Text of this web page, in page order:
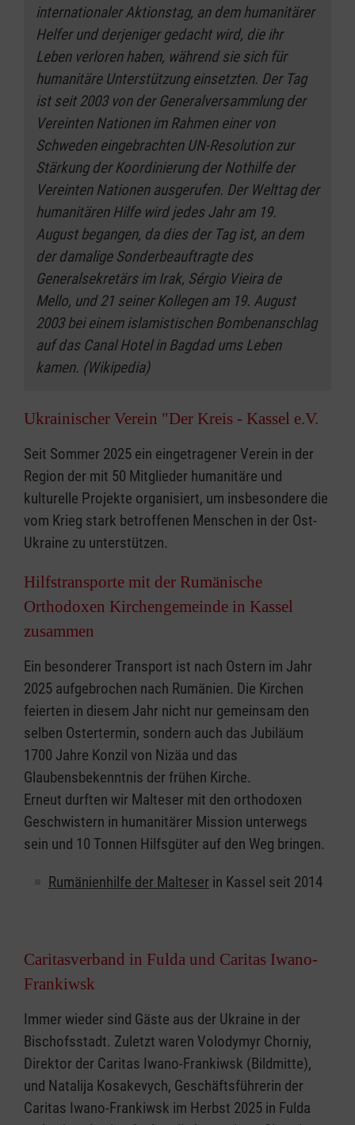
internationaler Aktionstag, an dem humanitärer
Helfer und derjeniger gedacht wird, die ihr
Leben verloren haben, während sie sich für
humanitäre Unterstützung einsetzten. Der Tag
ist seit 2003 von der Generalversammlung der
Vereinten Nationen im Rahmen einer von
Schweden eingebrachten UN-Resolution zur
Stärkung der Koordinierung der Nothilfe der
Vereinten Nationen ausgerufen. Der Welttag der
humanitären Hilfe wird jedes Jahr am 19.
August begangen, da dies der Tag ist, an dem
der damalige Sonderbeauftragte des
Generalsekretärs im Irak, Sérgio Vieira de
Mello, und 21 seiner Kollegen am 19. August
2003 bei einem islamistischen Bombenanschlag
auf das Canal Hotel in Bagdad ums Leben
kamen. (Wikipedia)
Ukrainischer Verein "Der Kreis - Kassel e.V.
Seit Sommer 2025 ein eingetragener Verein in der
Region der mit 50 Mitglieder humanitäre und
kulturelle Projekte organisiert, um insbesondere die
vom Krieg stark betroffenen Menschen in der Ost-
Ukraine zu unterstützen.
Hilfstransporte mit der Rumänische
Orthodoxen Kirchengemeinde in Kassel
zusammen
Ein besonderer Transport ist nach Ostern im Jahr
2025 aufgebrochen nach Rumänien. Die Kirchen
feierten in diesem Jahr nicht nur gemeinsam den
selben Ostertermin, sondern auch das Jubiläum
1700 Jahre Konzil von Nizäa und das
Glaubensbekenntnis der frühen Kirche.
Erneut durften wir Malteser mit den orthodoxen
Geschwistern in humanitärer Mission unterwegs
sein und 10 Tonnen Hilfsgüter auf den Weg bringen.
Rumänienhilfe der Malteser in Kassel seit 2014
Caritasverband in Fulda und Caritas Iwano-
Frankiwsk
Immer wieder sind Gäste aus der Ukraine in der
Bischofsstadt. Zuletzt waren Volodymyr Chorniy,
Direktor der Caritas Iwano-Frankiwsk (Bildmitte),
und Natalija Kosakevych, Geschäftsführerin der
Caritas Iwano-Frankiwsk im Herbst 2025 in Fulda